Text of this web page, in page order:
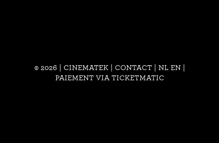
© 2026 | CINEMATEK | CONTACT| NL EN
PAIEMENT VIA TICKETMATIC